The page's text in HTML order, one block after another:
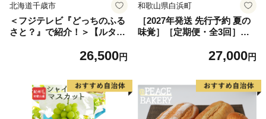
北海道千歳市
＜フジテレビ『どっちのふる
さと？』で紹介！＞【ルタ
26,500円
和歌山県白浜町
［2027年発送 先行予約 夏の
味覚］［定期便・全3回］潮
1セット とうもろこし トウモ
もろこし BBQ 焼き肉 白浜町
27,000円